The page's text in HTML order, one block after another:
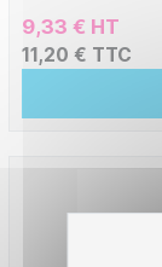
9,33 € HT
11,20 € TTC